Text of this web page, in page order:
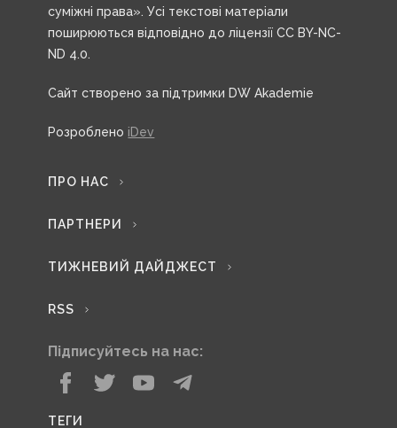
суміжні права». Усі текстові матеріали
поширюються відповідно до ліцензії CC BY-NC-
ND 4.0.
Сайт створено за підтримки DW Akademie
Розроблено iDev
ПРО НАС
ПАРТНЕРИ
ТИЖНЕВИЙ ДАЙДЖЕСТ
RSS
Підписуйтесь на нас:
ТЕГИ